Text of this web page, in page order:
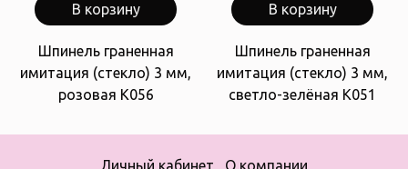
В корзину
Шпинель граненная
имитация (стекло) 3 мм,
розовая К056
В корзину
Шпинель граненная
имитация (стекло) 3 мм,
светло-зелёная К051
Личный кабинет О компании